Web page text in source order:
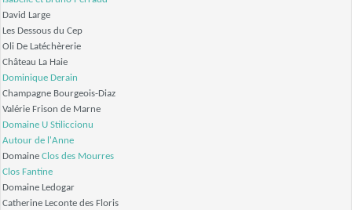
David Large
Les Dessous du Cep
Oli De Latéchèrerie
Château La Haie
Dominique Derain
Champagne Bourgeois-Diaz
Valérie Frison de Marne
Domaine U Stiliccionu
Autour de l'Anne
Domaine Clos des Mourres
Clos Fantine
Domaine Ledogar
Catherine Leconte des Floris